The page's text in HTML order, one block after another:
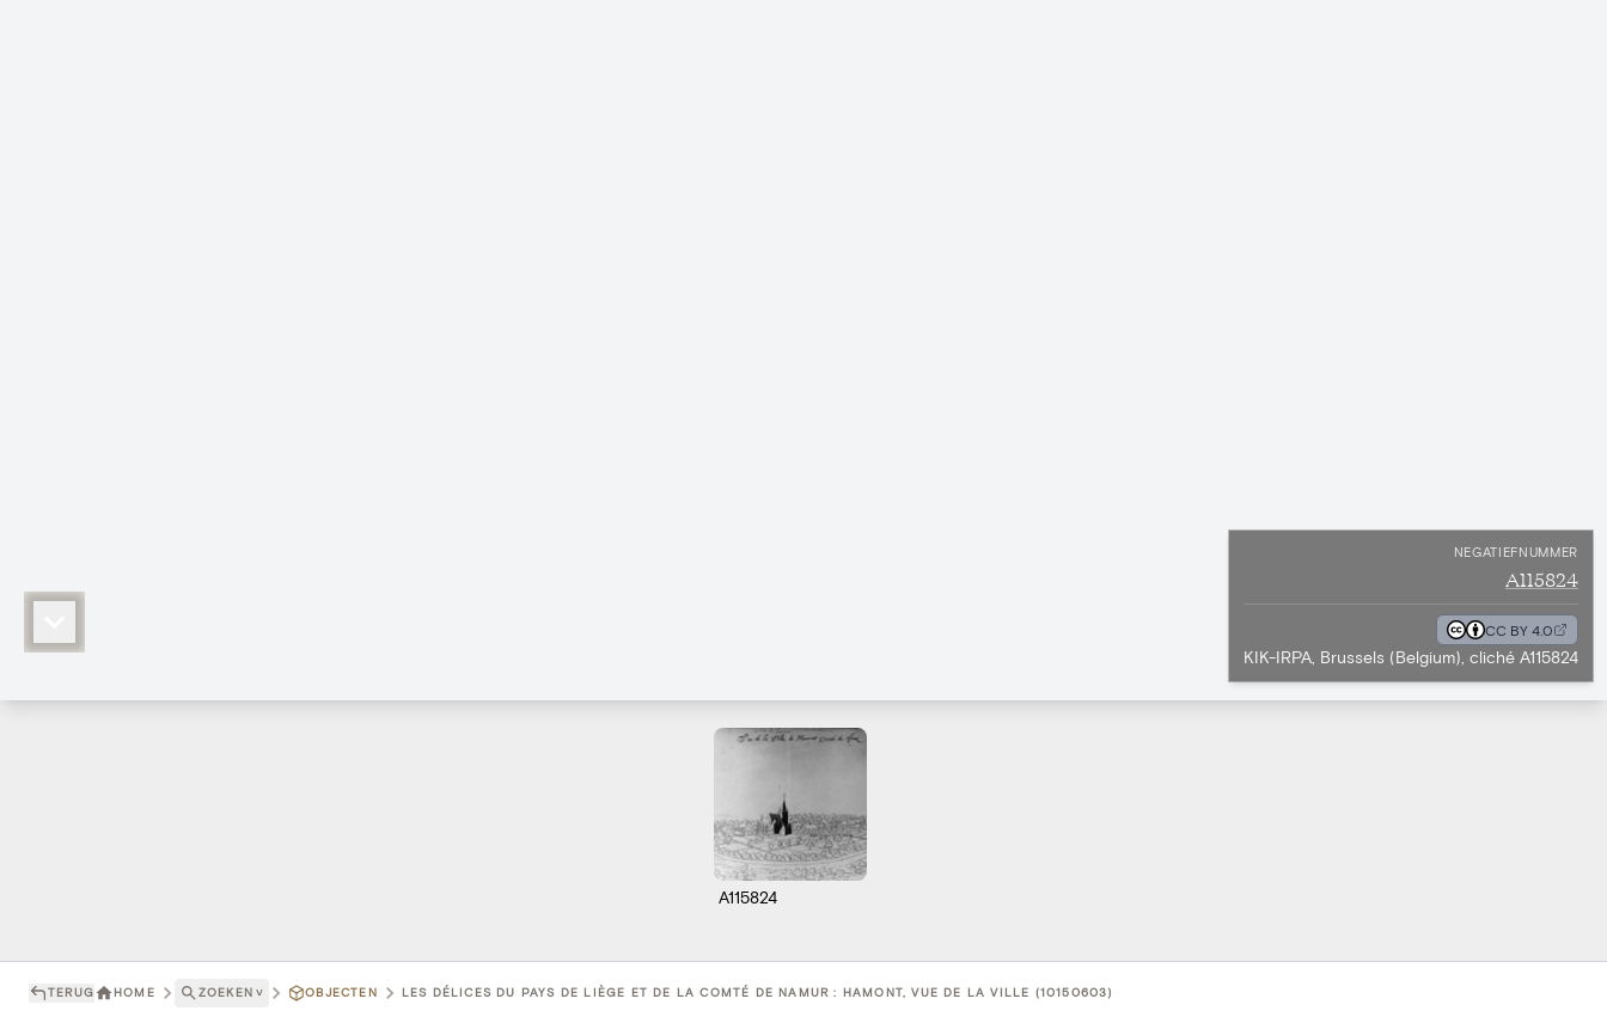
NEGATIEFNUMMER
A115824
CC BY 4.0
KIK-IRPA, Brussels (Belgium), cliché A115824
A115824
TERUG HOME ZOEKEN ˅ OBJECTEN LES DÉLICES DU PAYS DE LIÈGE ET DE LA COMTÉ DE NAMUR : HAMONT, VUE DE LA VILLE (10150603)